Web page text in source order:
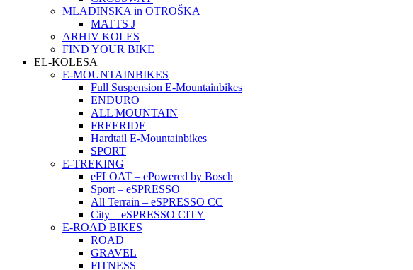
MLADINSKA in OTROŠKA
MATTS J
ARHIV KOLES
FIND YOUR BIKE
EL-KOLESA
E-MOUNTAINBIKES
Full Suspension E-Mountainbikes
ENDURO
ALL MOUNTAIN
FREERIDE
Hardtail E-Mountainbikes
SPORT
E-TREKING
eFLOAT – ePowered by Bosch
Sport – eSPRESSO
All Terrain – eSPRESSO CC
City – eSPRESSO CITY
E-ROAD BIKES
ROAD
GRAVEL
FITNESS